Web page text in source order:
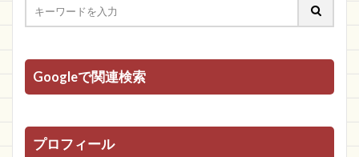
Googleで関連検索
プロフィール